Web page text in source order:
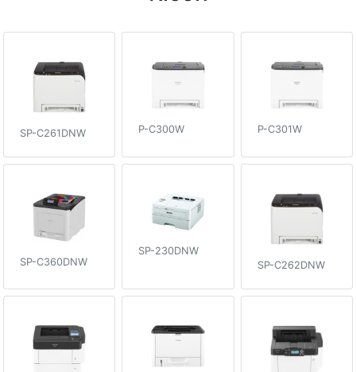
SP-C261DNW P-C300W P-C301W
SP-C360DNW
SP-230DNW
SP-C262DNW